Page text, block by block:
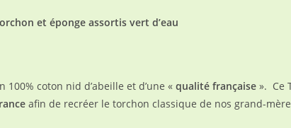
et éponge assortis vert d’eau
100% coton nid d’abeille et d’une « qualité française ». Ce
afin de recréer le torchon classique de nos grand-